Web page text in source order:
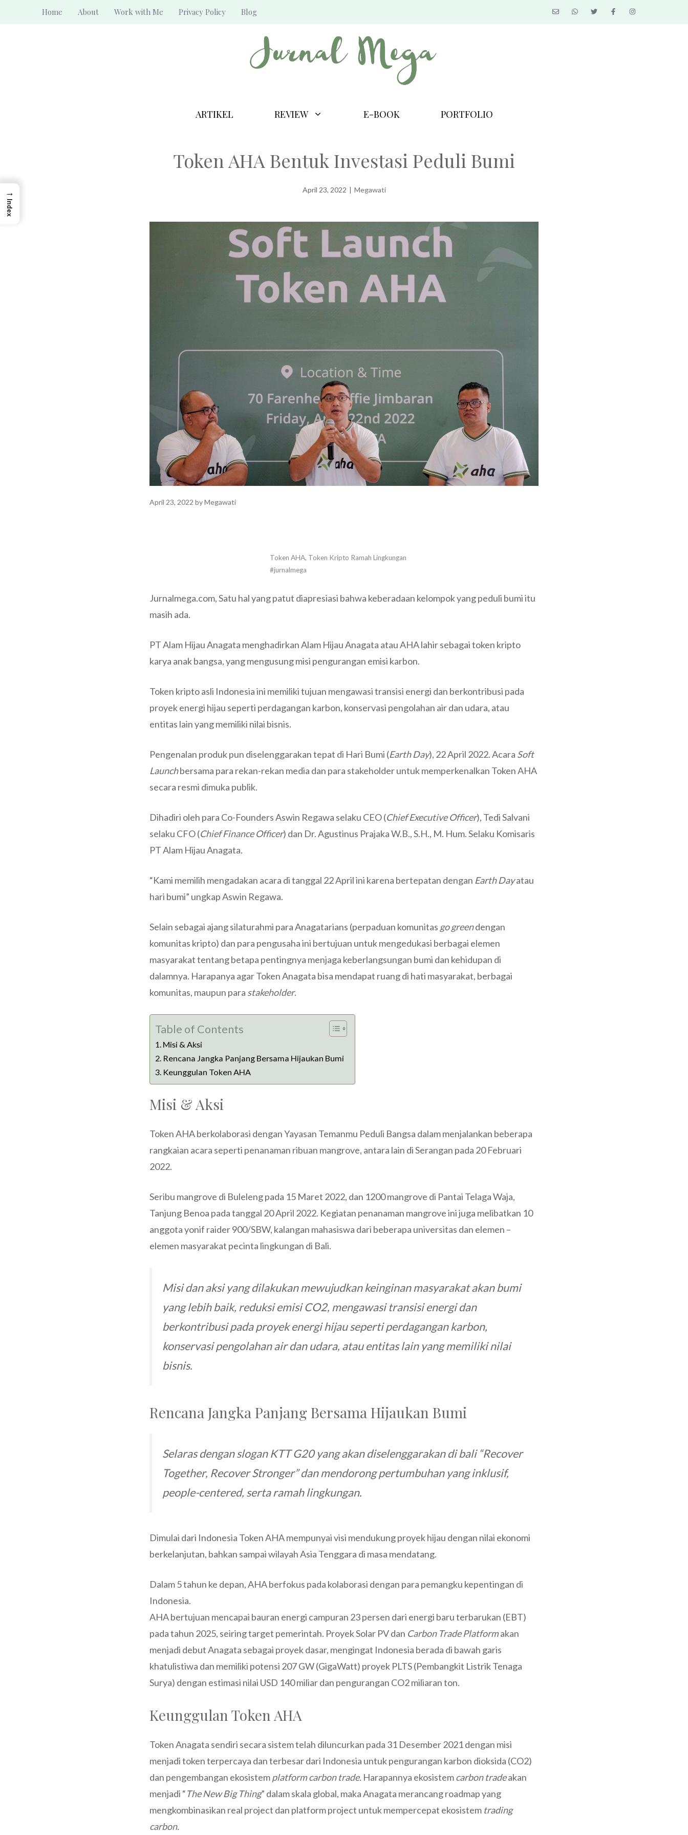
Home About Work with Me Privacy Policy Blog
ARTIKEL REVIEW E-BOOK PORTFOLIO
Token AHA Bentuk Investasi Peduli Bumi
April 23, 2022 | Megawati
April 23, 2022 byMegawati
Token AHA, Token Kripto Ramah Lingkungan
#jurnalmega
Jurnalmega.com, Satu hal yang patut diapresiasi bahwa keberadaan kelompok yang peduli bumi itu
masih ada.
PT Alam Hijau Anagata menghadirkan Alam Hijau Anagata atau AHA lahir sebagai token kripto
karya anak bangsa, yang mengusung misi pengurangan emisi karbon.
Token kripto asli Indonesia ini memiliki tujuan mengawasi transisi energi dan berkontribusi pada
proyek energi hijau seperti perdagangan karbon, konservasi pengolahan air dan udara, atau
entitas lain yang memiliki nilai bisnis.
Pengenalan produk pun diselenggarakan tepat di Hari Bumi (Earth Day), 22 April 2022. Acara Soft
Launchbersama para rekan-rekan media dan para stakeholder untuk memperkenalkan Token AHA
secara resmi dimuka publik.
Dihadiri oleh para Co-Founders Aswin Regawa selaku CEO (Chief Executive Officer), Tedi Salvani
selaku CFO (Chief Finance Officer) dan Dr. Agustinus Prajaka W.B., S.H., M. Hum. Selaku Komisaris
PT Alam Hijau Anagata.
“Kami memilih mengadakan acara di tanggal 22 April ini karena bertepatan dengan Earth Dayatau
hari bumi” ungkap Aswin Regawa.
Selain sebagai ajang silaturahmi para Anagatarians (perpaduan komunitas go greendengan
komunitas kripto) dan para pengusaha ini bertujuan untuk mengedukasi berbagai elemen
masyarakat tentang betapa pentingnya menjaga keberlangsungan bumi dan kehidupan di
dalamnya. Harapanya agar Token Anagata bisa mendapat ruang di hati masyarakat, berbagai
komunitas, maupun para stakeholder.
Table of Contents
Misi & Aksi
Rencana Jangka Panjang Bersama Hijaukan Bumi
Keunggulan Token AHA
Misi & Aksi
Token AHA berkolaborasi dengan Yayasan Temanmu Peduli Bangsa dalam menjalankan beberapa
rangkaian acara seperti penanaman ribuan mangrove, antara lain di Serangan pada 20 Februari
2022.
Seribu mangrove di Buleleng pada 15 Maret 2022, dan 1200 mangrove di Pantai Telaga Waja,
Tanjung Benoa pada tanggal 20 April 2022. Kegiatan penanaman mangrove ini juga melibatkan 10
anggota yonif raider 900/SBW, kalangan mahasiswa dari beberapa universitas dan elemen –
elemen masyarakat pecinta lingkungan di Bali.
Misi dan aksi yang dilakukan mewujudkan keinginan masyarakat akan bumi
yang lebih baik, reduksi emisi CO2, mengawasi transisi energi dan
berkontribusi pada proyek energi hijau seperti perdagangan karbon,
konservasi pengolahan air dan udara, atau entitas lain yang memiliki nilai
bisnis.
Rencana Jangka Panjang Bersama Hijaukan Bumi
Selaras dengan slogan KTT G20 yang akan diselenggarakan di bali “Recover
Together, Recover Stronger” dan mendorong pertumbuhan yang inklusif,
people-centered, serta ramah lingkungan.
Dimulai dari Indonesia Token AHA mempunyai visi mendukung proyek hijau dengan nilai ekonomi
berkelanjutan, bahkan sampai wilayah Asia Tenggara di masa mendatang.
Dalam 5 tahun ke depan, AHA berfokus pada kolaborasi dengan para pemangku kepentingan di
Indonesia.
AHA bertujuan mencapai bauran energi campuran 23 persen dari energi baru terbarukan (EBT)
pada tahun 2025, seiring target pemerintah. Proyek Solar PV dan Carbon Trade Platformakan
menjadi debut Anagata sebagai proyek dasar, mengingat Indonesia berada di bawah garis
khatulistiwa dan memiliki potensi 207 GW (GigaWatt) proyek PLTS (Pembangkit Listrik Tenaga
Surya) dengan estimasi nilai USD 140 miliar dan pengurangan CO2 miliaran ton.
Keunggulan Token AHA
Token Anagata sendiri secara sistem telah diluncurkan pada 31 Desember 2021 dengan misi
menjadi token terpercaya dan terbesar dari Indonesia untuk pengurangan karbon dioksida (CO2)
dan pengembangan ekosistemplatform carbon trade. Harapannya ekosistemcarbon tradeakan
menjadi “The New Big Thing” dalam skala global, maka Anagata merancang roadmap yang
mengkombinasikan real project dan platform project untuk mempercepat ekosistem trading
carbon.
→
Index